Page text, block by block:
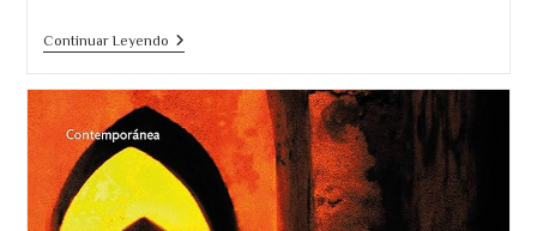
Continuar Leyendo«Erupción»
En
Que
Trabajaba
Michael
Crichton
Cuando
Murió